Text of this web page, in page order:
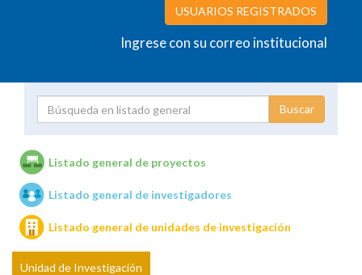
USUARIOS REGISTRADOS
Ingrese con su correo institucional
Unidades de investigación
Listado general de proyectos
Listado general de investigadores
Listado general de unidades de investigación
Unidad de Investigación